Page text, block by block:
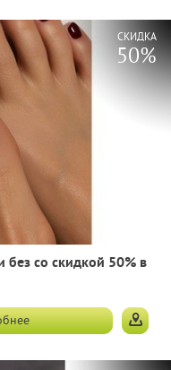
СКИДКА
50%
со скидкой 50% в